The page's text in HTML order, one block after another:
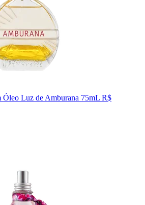
Óleo Luz de Amburana 75mL R$